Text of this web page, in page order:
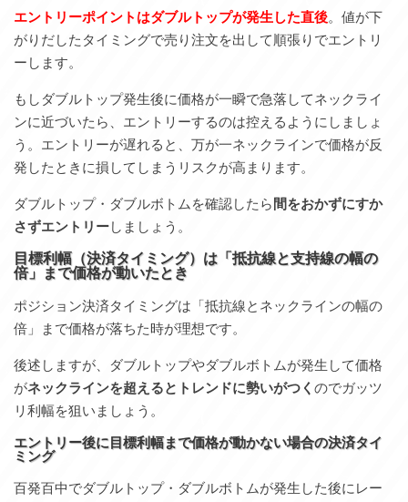
エントリーポイントはダブルトップが発生した直後。値が下
がりだしたタイミングで売り注文を出して順張りでエントリ
ーします。
もしダブルトップ発生後に価格が一瞬で急落してネックライ
ンに近づいたら、エントリーするのは控えるようにしましょ
う。エントリーが遅れると、万が一ネックラインで価格が反
発したときに損してしまうリスクが高まります。
ダブルトップ・ダブルボトムを確認したら 間をおかずにすか
さずエントリーしましょう。
目標利幅（決済タイミング）は「抵抗線と支持線の幅の
倍」まで価格が動いたとき
ポジション決済タイミングは「抵抗線とネックラインの幅の
倍」まで価格が落ちた時が理想です。
後述しますが、ダブルトップやダブルボトムが発生して価格
がネックラインを超えるとトレンドに勢いがつく のでガッツ
リ利幅を狙いましょう。
エントリー後に目標利幅まで価格が動かない場合の決済タイ
ミング
百発百中でダブルトップ・ダブルボトムが発生した後にレー